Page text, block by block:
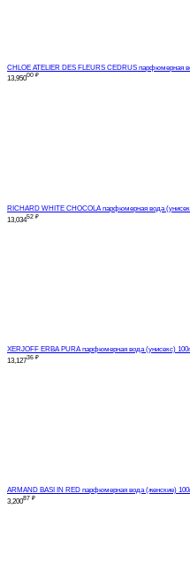
CHLOE ATELIER DES FLEURS CEDRUS парфюмерная
13,95000 ₽
RICHARD WHITE CHOCOLA парфюмерная вода
13,03452 ₽
XERJOFF ERBA PURA парфюмерная вода (унисекс)
13,12736 ₽
ARMAND BASI IN RED парфюмерная вода (женские)
3,20087 ₽